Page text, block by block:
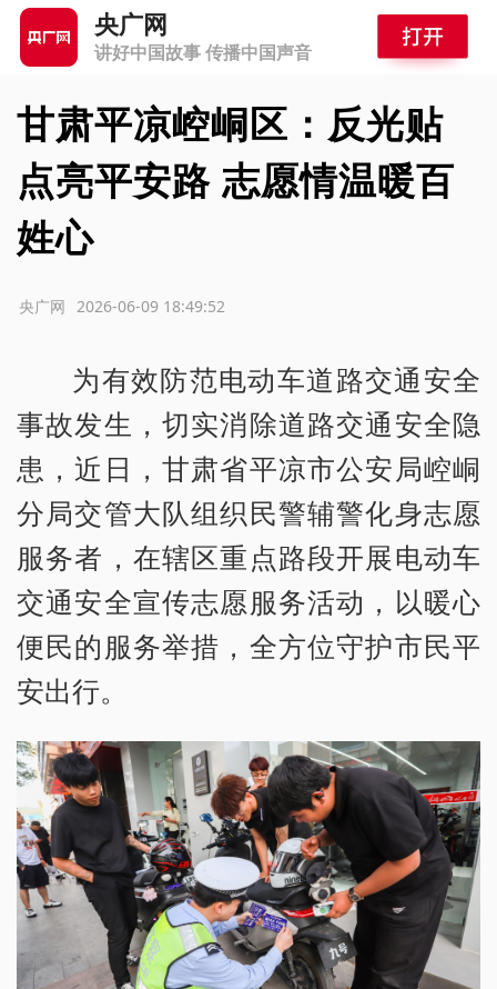
央广网
讲好中国故事 传播中国声音
甘肃平凉崆峒区：反光贴
点亮平安路 志愿情温暖百
姓心
2026-06-09 18:49:52
央广网
为有效防范电动车道路交通安全
事故发生，切实消除道路交通安全隐
患，近日，甘肃省平凉市公安局崆峒
分局交管大队组织民警辅警化身志愿
服务者，在辖区重点路段开展电动车
交通安全宣传志愿服务活动，以暖心
便民的服务举措，全方位守护市民平
安出行。